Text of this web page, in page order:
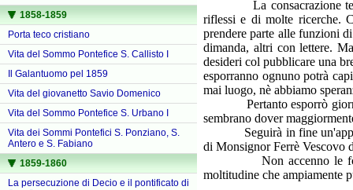
1858-1859
Porta teco cristiano
Vita del Sommo Pontefice S. Callisto I
Il Galantuomo pel 1859
Vita del giovanetto Savio Domenico
Vita del Sommo Pontefice S. Urbano I
Vita dei Sommi Pontefici S. Ponziano, S.
Antero e S. Fabiano
1859-1860
La persecuzione di Decio e il pontificato di
La consacrazione testè
riflessi e di molte ricerche.
prendere parte alle funzioni
dimanda, altri con lettere.
desideri col pubblicare una
esporranno ognuno potrà
mai luogo, nè abbiamo
Pertanto esporrò giorno
sembrano dover
Seguirà in fine
di Monsignor Ferrè Vescovo
Non accenno le fonti da
moltitudine che ampiamente